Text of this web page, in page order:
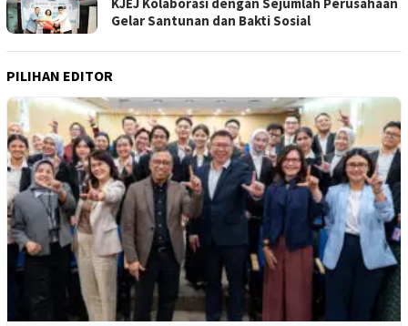
KJEJ Kolaborasi dengan Sejumlah Perusahaan
Gelar Santunan dan Bakti Sosial
PILIHAN EDITOR